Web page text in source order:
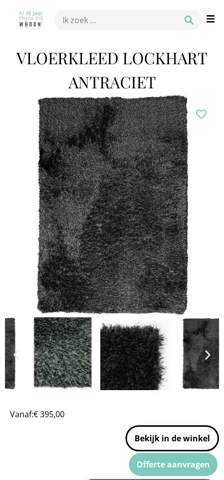
VLOERKLEED LOCKHART
ANTRACIET
Vanaf:€395,00
Bekijk in de winkel
Offerte aanvragen